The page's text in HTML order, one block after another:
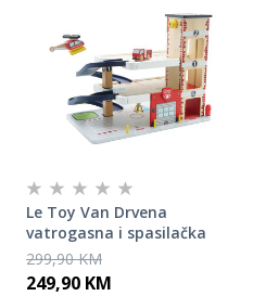
Le Toy Van Drvena
vatrogasna i spasilačka
garaža
299,90 KM
249,90 KM